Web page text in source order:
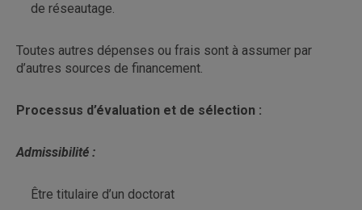
de réseautage.
Toutes autres dépenses ou frais sont à assumer par
d’autres sources de financement.
Processus d’évaluation et de sélection :
Admissibilité :
Être titulaire d’un doctorat